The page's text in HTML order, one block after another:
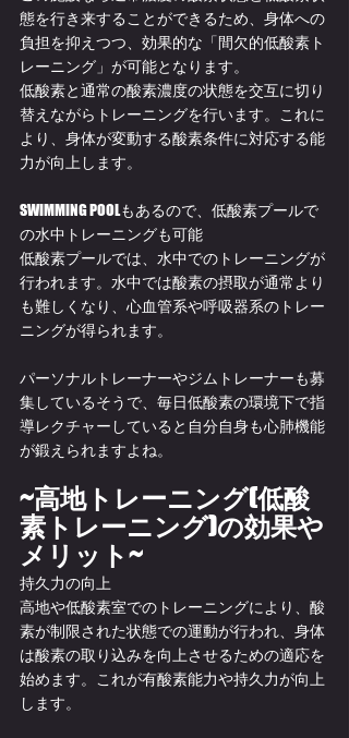
態を行き来することができるため、身体への
負担を抑えつつ、効果的な「間欠的低酸素ト
レーニング」が可能となります。
低酸素と通常の酸素濃度の状態を交互に切り
替えながらトレーニングを行います。これに
より、身体が変動する酸素条件に対応する能
力が向上します。
SWIMMING POOLもあるので、低酸素プールで
の水中トレーニングも可能
低酸素プールでは、水中でのトレーニングが
行われます。水中では酸素の摂取が通常より
も難しくなり、心血管系や呼吸器系のトレー
ニングが得られます。
パーソナルトレーナーやジムトレーナーも募
集しているそうで、毎日低酸素の環境下で指
導レクチャーしていると自分自身も心肺機能
が鍛えられますよね。
~高地トレーニング(低酸
素トレーニング)の効果や
メリット~
持久力の向上
高地や低酸素室でのトレーニングにより、酸
素が制限された状態での運動が行われ、身体
は酸素の取り込みを向上させるための適応を
始めます。これが有酸素能力や持久力が向上
します。